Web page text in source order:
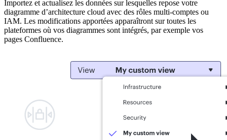
Importez et actualisez les données sur lesquelles repose votre
diagramme d’architecture cloud avec des rôles multi-comptes ou
IAM. Les modifications apportées apparaîtront sur toutes les
plateformes où vos diagrammes sont intégrés, par exemple vos
pages Confluence.